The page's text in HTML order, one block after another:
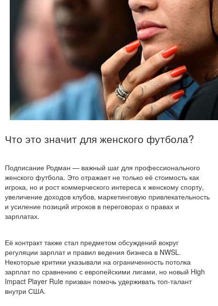
Что это значит для женского футбола?
Подписание Родман — важный шаг для профессионального
женского футбола. Это отражает не только её стоимость как
игрока, но и рост коммерческого интереса к женскому спорту,
увеличение доходов клубов, маркетинговую привлекательность
и усиление позиций игроков в переговорах о правах и
зарплатах.
Её контракт также стал предметом обсуждений вокруг
регуляции зарплат и правил ведения бизнеса в NWSL.
Некоторые критики указывали на ограниченность потолка
зарплат по сравнению с европейскими лига­ми, но новый High
Impact Player Rule призван помочь удерживать топ-талант
внутри США.